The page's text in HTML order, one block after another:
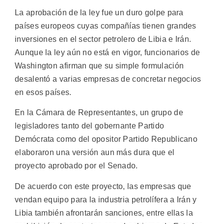
La aprobación de la ley fue un duro golpe para
países europeos cuyas compañías tienen grandes
inversiones en el sector petrolero de Libia e Irán.
Aunque la ley aún no está en vigor, funcionarios de
Washington afirman que su simple formulación
desalentó a varias empresas de concretar negocios
en esos países.
En la Cámara de Representantes, un grupo de
legisladores tanto del gobernante Partido
Demócrata como del opositor Partido Republicano
elaboraron una versión aun más dura que el
proyecto aprobado por el Senado.
De acuerdo con este proyecto, las empresas que
vendan equipo para la industria petrolífera a Irán y
Libia también afrontarán sanciones, entre ellas la